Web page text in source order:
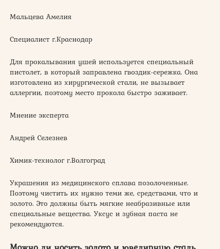
Мальцева Амелия
Специалист г.Краснодар
Для прокалывания ушей используется специальный
пистолет, в который заправлена гвоздик-сережка. Она
изготовлена из хирургической стали, не вызывает
аллергии, поэтому место прокола быстро заживает.
Мнение эксперта
Андрей Селезнев
Химик-технолог г.Волгоград
Украшения из медицинского сплава позолоченные.
Поэтому чистить их нужно теми же, средствами, что и
золото. Это должны быть мягкие неабразивные или
специальные вещества. Уксус и зубная паста не
рекомендуются.